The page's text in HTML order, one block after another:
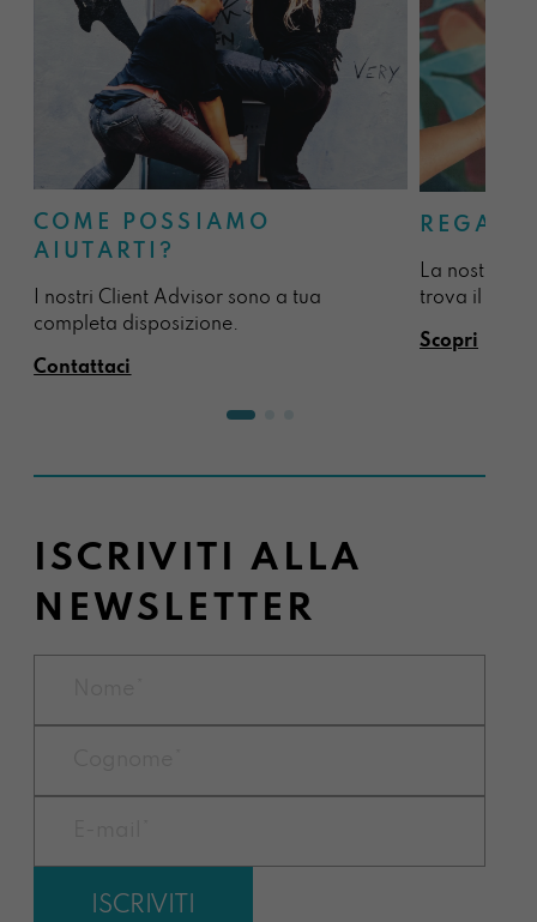
COME POSSIAMO
AIUTARTI?
I nostri Client Advisor sono a tua
completa disposizione.
Contattaci
La nostra
trova il
Scopri
ISCRIVITI ALLA
NEWSLETTER